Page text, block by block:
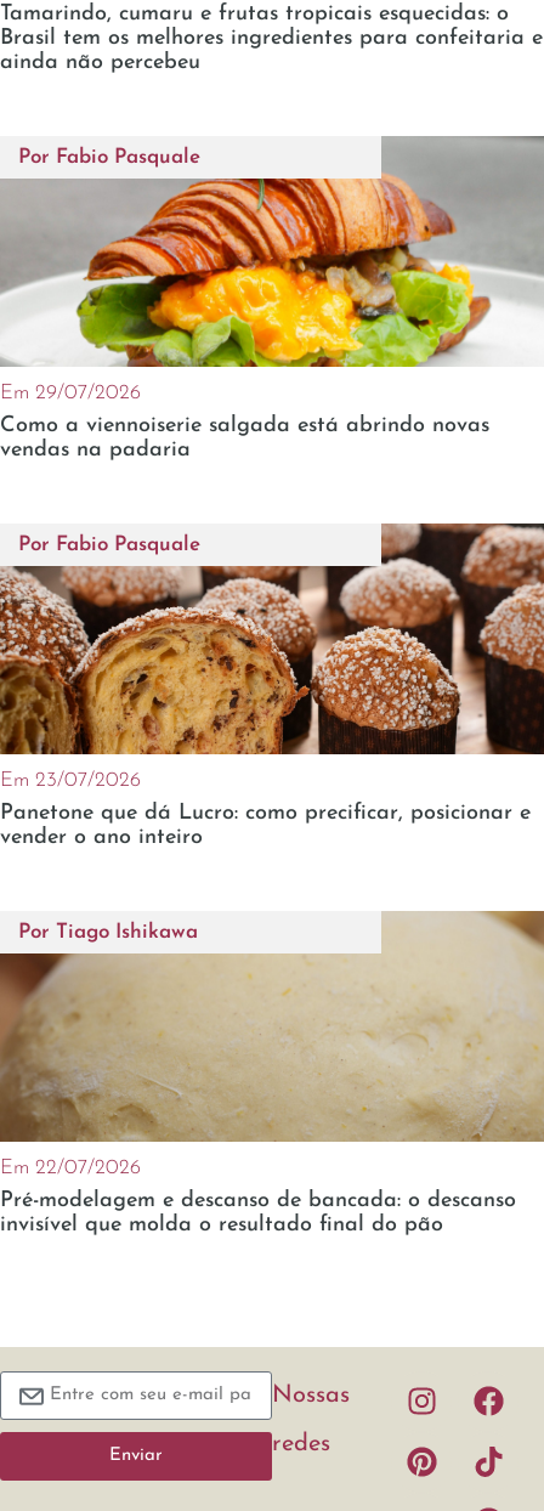
Tamarindo, cumaru e frutas tropicais esquecidas: o
Brasil tem os melhores ingredientes para confeitaria e
ainda não percebeu
Por Fabio Pasquale
Em 29/07/2026
Como a viennoiserie salgada está abrindo novas
vendas na padaria
Por Fabio Pasquale
Em 23/07/2026
Panetone que dá Lucro: como precificar, posicionar e
vender o ano inteiro
Por Tiago Ishikawa
Em 22/07/2026
Pré-modelagem e descanso de bancada: o descanso
invisível que molda o resultado final do pão
Enviar
Nossas
redes